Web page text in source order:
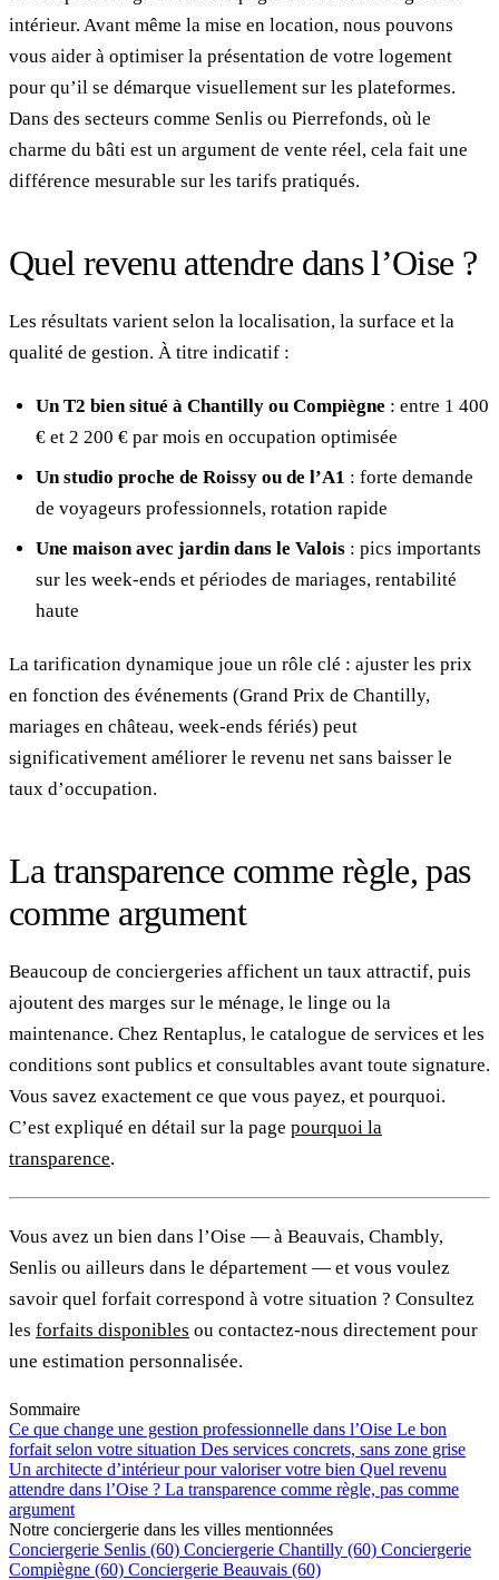
intérieur. Avant même la mise en location, nous pouvons
vous aider à optimiser la présentation de votre logement
pour qu’il se démarque visuellement sur les plateformes.
Dans des secteurs comme Senlis ou Pierrefonds, où le
charme du bâti est un argument de vente réel, cela fait une
différence mesurable sur les tarifs pratiqués.
Quel revenu attendre dans l’Oise ?
Les résultats varient selon la localisation, la surface et la
qualité de gestion. À titre indicatif :
Un T2 bien situé à Chantilly ou Compiègne : entre 1 400
€ et 2 200 € par mois en occupation optimisée
Un studio proche de Roissy ou de l’A1 : forte demande
de voyageurs professionnels, rotation rapide
Une maison avec jardin dans le Valois : pics importants
sur les week-ends et périodes de mariages, rentabilité
haute
La tarification dynamique joue un rôle clé : ajuster les prix
en fonction des événements (Grand Prix de Chantilly,
mariages en château, week-ends fériés) peut
significativement améliorer le revenu net sans baisser le
taux d’occupation.
La transparence comme règle, pas
comme argument
Beaucoup de conciergeries affichent un taux attractif, puis
ajoutent des marges sur le ménage, le linge ou la
maintenance. Chez Rentaplus, le catalogue de services et les
conditions sont publics et consultables avant toute signature.
Vous savez exactement ce que vous payez, et pourquoi.
C’est expliqué en détail sur la page pourquoi la
transparence.
Vous avez un bien dans l’Oise — à Beauvais, Chambly,
Senlis ou ailleurs dans le département — et vous voulez
savoir quel forfait correspond à votre situation ? Consultez
les forfaits disponibles ou contactez-nous directement pour
une estimation personnalisée.
Sommaire
Ce que change une gestion professionnelle dans l’Oise Le bon
forfait selon votre situation Des services concrets, sans zone grise
Un architecte d’intérieur pour valoriser votre bien Quel revenu
attendre dans l’Oise ? La transparence comme règle, pas comme
argument
Notre conciergerie dans les villes mentionnées
Conciergerie Senlis (60) Conciergerie Chantilly (60) Conciergerie
Compiègne (60) Conciergerie Beauvais (60)